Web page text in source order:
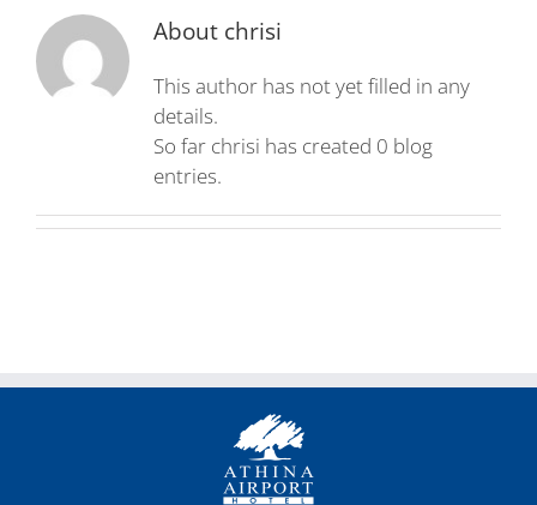
About chrisi
This author has not yet filled in any
details.
So far chrisi has created 0 blog
entries.